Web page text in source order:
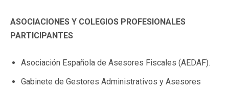
ASOCIACIONES Y COLEGIOS PROFESIONALES
PARTICIPANTES
Asociación Española de Asesores Fiscales (AEDAF).
Gabinete de Gestores Administrativos y Asesores